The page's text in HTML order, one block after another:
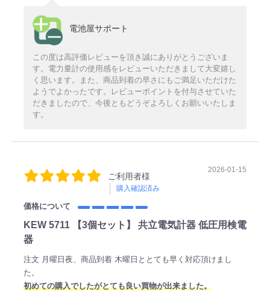
電池屋サポート
この度は高評価レビューを頂き誠にありがとうございま
す。電力量計の使用感をレビューいただきまして大変嬉し
く思います。また、商品到着の早さにもご満足いただけた
ようでよかったです。レビューポイントを付与させていた
だきましたので、今後ともどうぞよろしくお願いいたしま
す。
ご利用者様
購入確認済み
2026-01-15
価格について
KEW 5711 【3個セット】 共立電気計器 低圧用検電
器
注文 月曜日夜、商品到着 木曜日ととても早く対応頂けまし
た。
初めての購入でしたがとても良い買物が出来ました。